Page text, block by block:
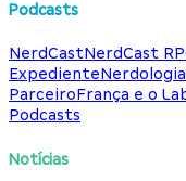
Podcasts
NerdCastNerdCast
ExpedienteNerdologia
ParceiroFrança e o
Podcasts
Notícias